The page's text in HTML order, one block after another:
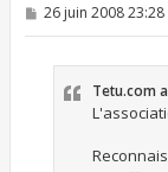
M
26 juin 2008 23:28
Tetu.com